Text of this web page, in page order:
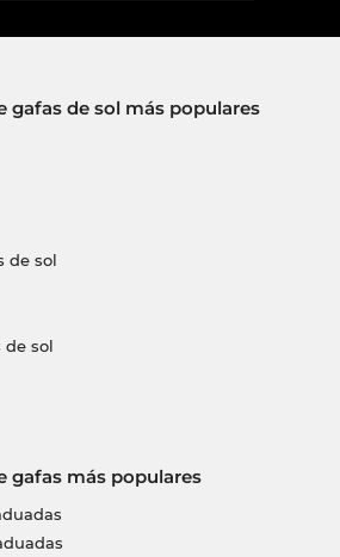
gafas de sol más populares
de sol
de sol
gafas más populares